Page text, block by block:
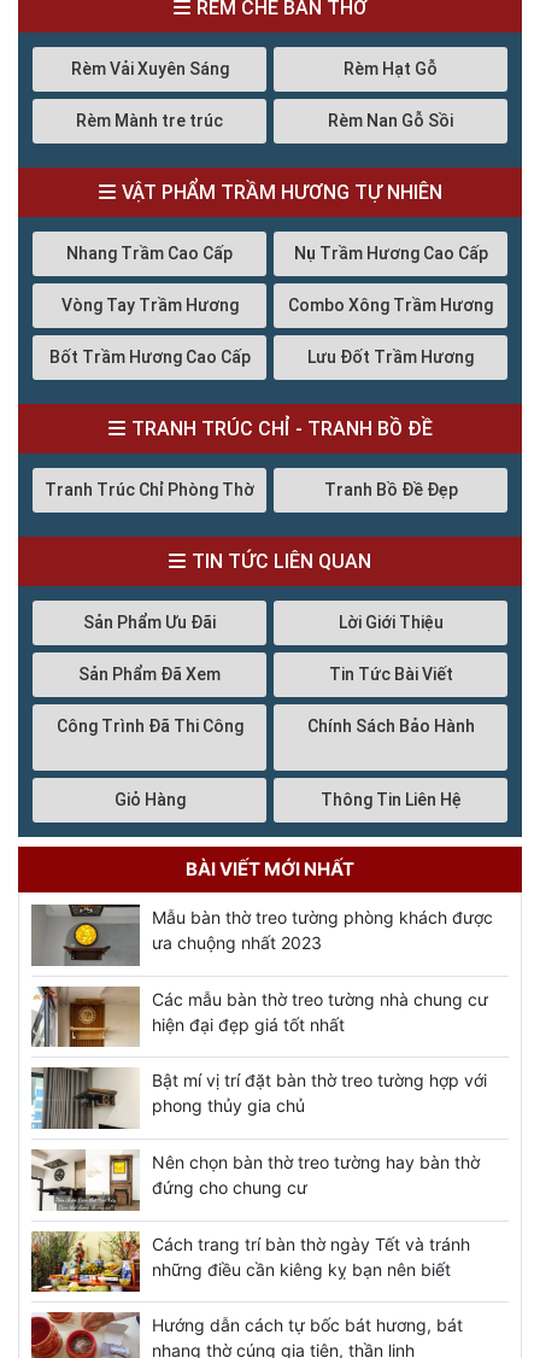
RÈM CHE BÀN THỜ
Rèm Vải Xuyên Sáng Rèm Hạt Gỗ
Rèm Mành tre trúc Rèm Nan Gỗ Sồi
VẬT PHẨM TRẦM HƯƠNG TỰ NHIÊN
Nhang Trầm Cao Cấp Nụ Trầm Hương Cao Cấp
Vòng Tay Trầm Hương Combo Xông Trầm Hương
Bốt Trầm Hương Cao Cấp Lưu Đốt Trầm Hương
TRANH TRÚC CHỈ - TRANH BỒ ĐỀ
Tranh Trúc Chỉ Phòng Thờ Tranh Bồ Đề Đẹp
TIN TỨC LIÊN QUAN
Sản Phẩm Ưu Đãi Lời Giới Thiệu
Sản Phẩm Đã Xem Tin Tức Bài Viết
Công Trình Đã Thi Công Chính Sách Bảo Hành
Giỏ Hàng Thông Tin Liên Hệ
BÀI VIẾT MỚI NHẤT
Mẫu bàn thờ treo tường phòng khách được
ưa chuộng nhất 2023
Các mẫu bàn thờ treo tường nhà chung cư
hiện đại đẹp giá tốt nhất
Bật mí vị trí đặt bàn thờ treo tường hợp với
phong thủy gia chủ
Nên chọn bàn thờ treo tường hay bàn thờ
đứng cho chung cư
Cách trang trí bàn thờ ngày Tết và tránh
những điều cần kiêng kỵ bạn nên biết
Hướng dẫn cách tự bốc bát hương, bát
nhang thờ cúng gia tiên, thần linh